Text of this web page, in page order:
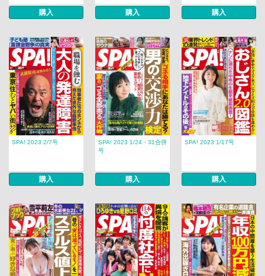
購入 購入 購入
SPA! 2023 2/7号
購入
SPA! 2023 1/24・31合併
号
購入
SPA! 2023 1/17号
購入